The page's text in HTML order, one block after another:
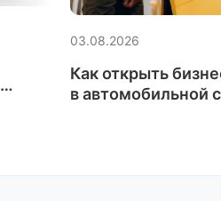
03.08.2026
Как открыть
в автомобильной